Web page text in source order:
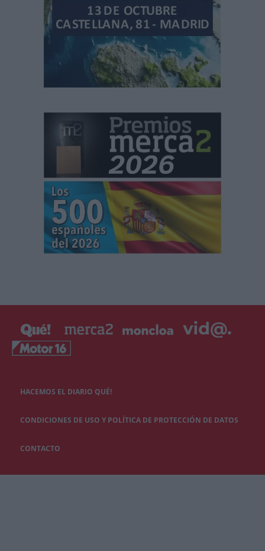
HACEMOS EL DIARIO QUÉ!
CONDICIONES DE USO Y POLÍTICA DE PROTECCIÓN DE DATOS
CONTACTO